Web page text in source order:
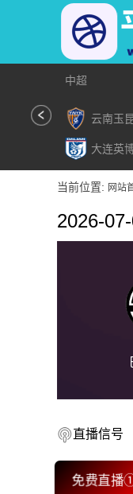
中超
云南玉
大连英
当前位置: 网站
2026-
直播信号
免费直播